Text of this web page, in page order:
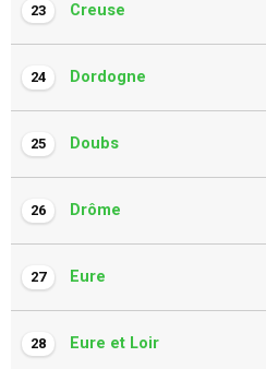
23 Creuse
24 Dordogne
25 Doubs
26 Drôme
27 Eure
28 Eure et Loir